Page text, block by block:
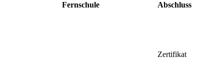
Fernschule Abschluss
Zertifikat